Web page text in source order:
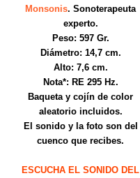
Monsonis. Sonoterapeuta
experto.
Peso: 597 Gr.
Diámetro: 14,7 cm.
Alto: 7,6 cm.
Nota*: RE 295 Hz.
Baqueta y cojín de color
aleatorio incluidos.
El sonido y la foto son del
cuenco que recibes.
ESCUCHA EL SONIDO DEL